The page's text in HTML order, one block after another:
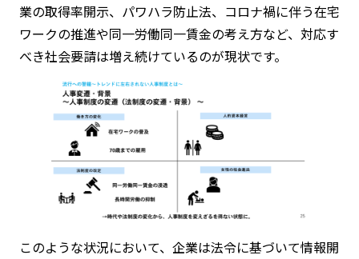
業の取得率開示、パワハラ防止法、コロナ禍に伴う在宅
ワークの推進や同一労働同一賃金の考え方など、対応す
べき社会要請は増え続けているのが現状です。
このような状況において、企業は法令に基づいて情報開